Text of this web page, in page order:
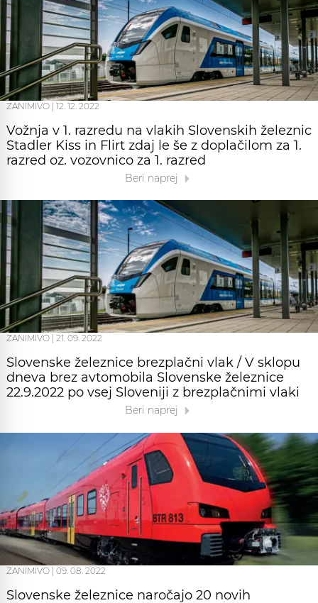
ZANIMIVO | 12. 12. 2022
Vožnja v 1. razredu na vlakih Slovenskih železnic
Stadler Kiss in Flirt zdaj le še z doplačilom za 1.
razred oz. vozovnico za 1. razred
Beri naprej
ZANIMIVO 21. 09. 2022
Slovenske železnice brezplačni vlak / V sklopu
dneva brez avtomobila Slovenske železnice
22.9.2022 po vsej Sloveniji z brezplačnimi vlaki
Beri naprej
ZANIMIVO 09. 08. 2022
Slovenske železnice naročajo 20 novih